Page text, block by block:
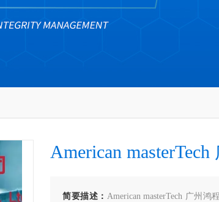
American
简要描述： American masterTech 广州